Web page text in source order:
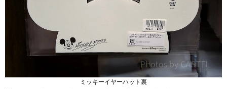
ミッキーイヤーハット裏